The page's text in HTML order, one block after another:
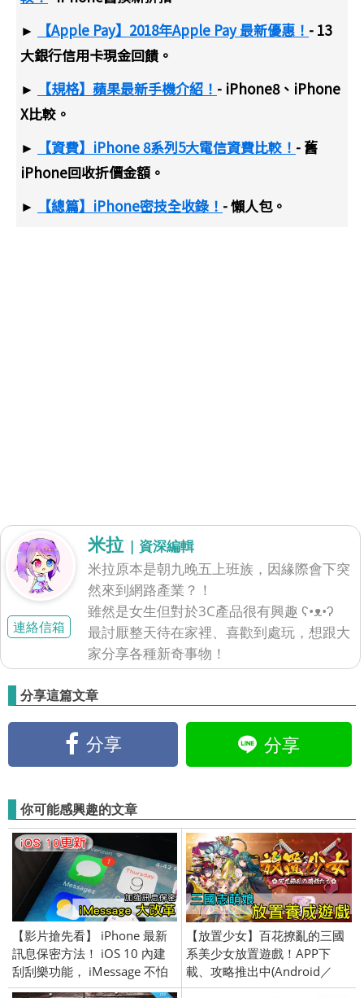
►
【Apple Pay】2018年Apple Pay 最新優惠！ - 13
大銀行信用卡現金回饋。
►
【規格】蘋果最新手機介紹！ - iPhone8、iPhone
X比較。
►
【資費】iPhone 8系列5大電信資費比較！ - 舊
iPhone回收折價金額。
►
【總篇】iPhone密技全收錄！ - 懶人包。
連絡信箱
米拉 | 資深編輯
米拉原本是朝九晚五上班族，因緣際會下突
然來到網路產業？！
雖然是女生但對於3C產品很有興趣 ʕ•ᴥ•ʔ
最討厭整天待在家裡、喜歡到處玩，想跟大
家分享各種新奇事物！
分享這篇文章
分享 分享
你可能感興趣的文章
【影片搶先看】 iPhone 最新
訊息保密方法！ iOS 10 內建
刮刮樂功能， iMessage 不怕
被偷看！
【放置少女】百花撩亂的三國
系美少女放置遊戲！APP下
載、攻略推出中(Android／
iPhone iOS)